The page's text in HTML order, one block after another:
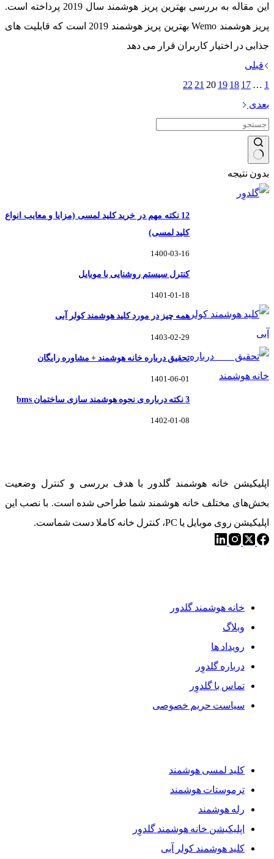
این مقاله به بررسی بهترین پریز هوشمند سال 2019 پرداخته است.
پریز هوشمند Wemo بهترین پریز هوشمند 2019 است که قابلیت های
جذابی در اختیار کاربران قرار می دهد
قبلی
1
…
17
18
19
20
21
22
بعدی
بدون نتیجه
12 نکته مهم در خرید کلید لمسی (مزایا و معایب انواع
کلید لمسی)
1400-03-16
کنترل سیستم روشنایی با موبایل
1401-01-18
همه چیز در مورد کلید هوشمند کولر آبی
1403-02-29
تحقیق درباره خانه هوشمند + مشاوره رایگان
1401-06-01
3 نکته درباره ی نحوه هوشمند سازی ساختمان bms
1402-01-08
اپلیکیشن خانه هوشمند گلدور با هدف بررسی و کنترل وضعیت
بخش‌های مختلف خانه هوشمند شما طراحی شده است. با نصب این
اپلیکیشن روی موبایل یا PC، کنترل خانه کاملا دست شماست.
خانه هوشمند گلدور
وبلاگ
رویداد ها
درباره گلدوِر
تماس با گلدوِر
سیاست حریم خصوصی
کلید لمسی هوشمند
ترموستات هوشمند
رله هوشمند
اپلیکیشن خانه هوشمند گلدوِر
کلید هوشمند کولر آبی